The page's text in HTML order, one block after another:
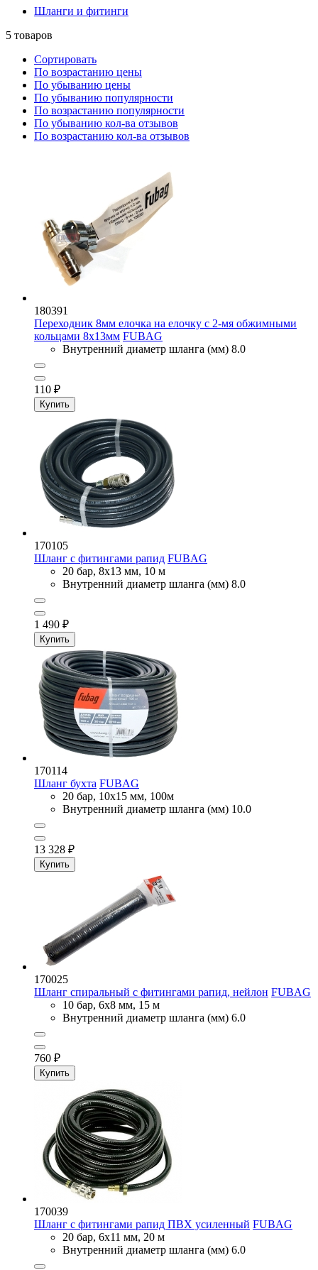
Шланги и фитинги
5 товаров
Сортировать
По возрастанию цены
По убыванию цены
По убыванию популярности
По возрастанию популярности
По убыванию кол-ва отзывов
По возрастанию кол-ва отзывов
180391
Переходник 8мм елочка на елочку с 2-мя обжимными
кольцами 8x13мм FUBAG
Внутренний диаметр шланга (мм) 8.0
110 ₽
Купить
170105
Шланг с фитингами рапид FUBAG
20 бар, 8x13 мм, 10 м
Внутренний диаметр шланга (мм) 8.0
1 490 ₽
Купить
170114
Шланг бухта FUBAG
20 бар, 10x15 мм, 100м
Внутренний диаметр шланга (мм) 10.0
13 328 ₽
Купить
170025
Шланг спиральный с фитингами рапид, нейлон FUBAG
10 бар, 6х8 мм, 15 м
Внутренний диаметр шланга (мм) 6.0
760 ₽
Купить
170039
Шланг с фитингами рапид ПВХ усиленный FUBAG
20 бар, 6x11 мм, 20 м
Внутренний диаметр шланга (мм) 6.0